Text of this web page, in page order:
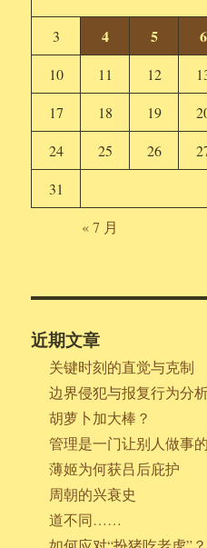
3 4 5 6
10
11 12
17
18 19
24
25 26
31
« 7 月
近期文章
关键时刻的直觉与克制
边界侵犯与报复行为分
胡萝卜加大棒？
管理是一门让别人做事
薄姬为何获吕后庇护
周朝的兴衰史
道不同……